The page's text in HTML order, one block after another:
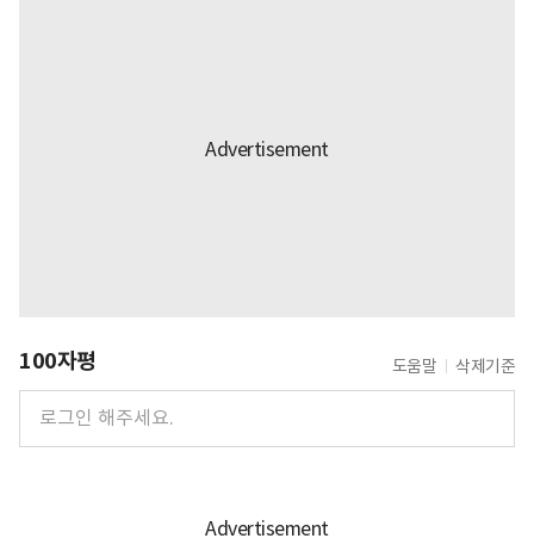
100자평 도움말 삭제기준